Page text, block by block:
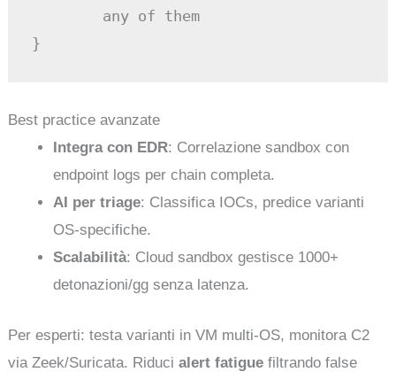
        any of them
Best practice avanzate
Integra con EDR: Correlazione sandbox con
endpoint logs per chain completa.
AI per triage: Classifica IOCs, predice varianti
OS-specifiche.
Scalabilità: Cloud sandbox gestisce 1000+
detonazioni/gg senza latenza.
Per esperti: testa varianti in VM multi-OS, monitora C2
via Zeek/Suricata. Riducialert fatigue filtrando false